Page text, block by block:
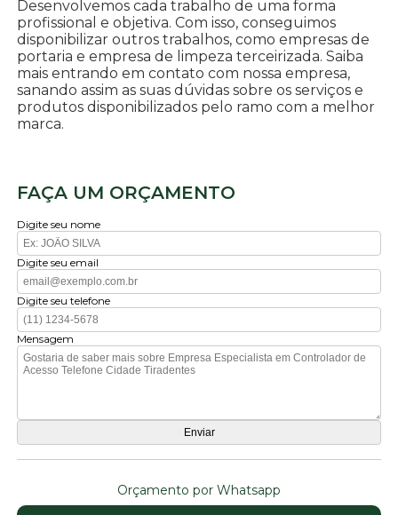
Desenvolvemos cada trabalho de uma forma
profissional e objetiva. Com isso, conseguimos
disponibilizar outros trabalhos, como empresas de
portaria e empresa de limpeza terceirizada. Saiba
mais entrando em contato com nossa empresa,
sanando assim as suas dúvidas sobre os serviços e
produtos disponibilizados pelo ramo com a melhor
marca.
FAÇA UM ORÇAMENTO
Digite seu nome
Digite seu email
Digite seu telefone
Mensagem
Orçamento por Whatsapp